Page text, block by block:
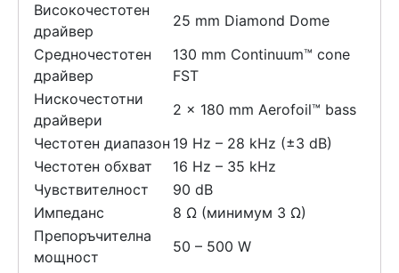
Високочестотен
драйвер
25 mm Diamond Dome
Средночестотен
драйвер
130 mm Continuum™ cone
FST
Нискочестотни
драйвери
2 x 180 mm Aerofoil™ bass
Честотен диапазон 19 Hz – 28 kHz (±3 dB)
Честотен обхват
16 Hz – 35 kHz
Чувствителност
90 dB
Импеданс
8 Ω (минимум 3 Ω)
Препоръчителна
мощност
50 – 500 W